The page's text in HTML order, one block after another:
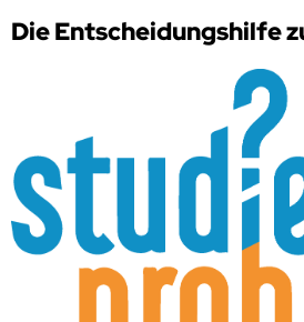
Die Entscheidungshilfe